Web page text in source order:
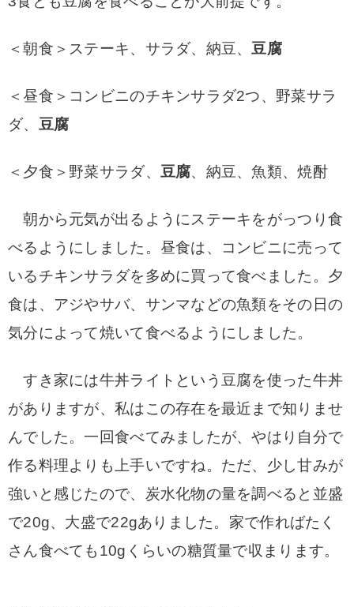
＜朝食＞ステーキ、サラダ、納豆、豆腐
＜昼食＞コンビニのチキンサラダ2つ、野菜サラ
ダ、 豆腐
＜夕食＞野菜サラダ、 豆腐、納豆、魚類、焼酎
朝から元気が出るようにステーキをがっつり食
べるようにしました。 昼食は、コンビニに売って
いるチキンサラダを多めに買って食べました。
夕
食は、アジやサバ、サンマなどの魚類をその日の
気分によって焼いて食べるようにしました。
すき家には牛丼ライトという豆腐を使った牛丼
がありますが、私はこの存在を最近まで知りませ
んでした。一回食べてみましたが、やはり自分で
作る料理よりも上手いですね。ただ、少し甘みが
強いと感じたので、炭水化物の量を調べると並盛
で20g、大盛で22gありました。家で作ればたく
さん食べても10gくらいの糖質量で収まります。